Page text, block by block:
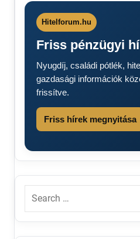
next
MVM Next
közleménye
MVM Next
rezsiszámlák
Hitelforum.hu
Friss pénzügyi
Nyugdíj, családi pótlék,
gazdasági információk
frissítve.
Friss hírek megnyitása
Search